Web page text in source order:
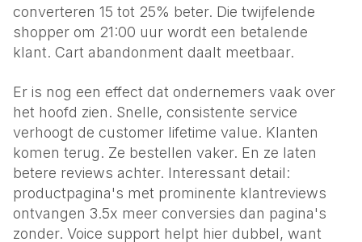
converteren 15 tot 25% beter. Die twijfelende
shopper om 21:00 uur wordt een betalende
klant. Cart abandonment daalt meetbaar.
Er is nog een effect dat ondernemers vaak over
het hoofd zien. Snelle, consistente service
verhoogt de customer lifetime value. Klanten
komen terug. Ze bestellen vaker. En ze laten
betere reviews achter. Interessant detail:
productpagina's met prominente klantreviews
ontvangen 3.5x meer conversies dan pagina's
zonder. Voice support helpt hier dubbel, want